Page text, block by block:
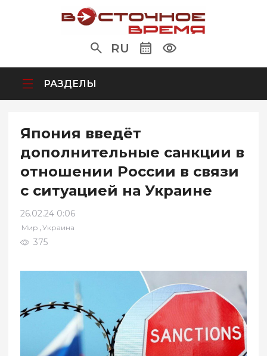
RU
РАЗДЕЛЫ
Япония введёт
дополнительные санкции в
отношении России в связи
с ситуацией на Украине
26.02.24 0:06
Мир ,Украина
375